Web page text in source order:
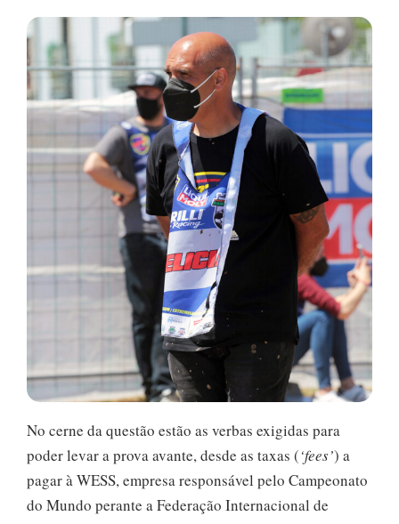
No cerne da questão estão as verbas exigidas para
poder levar a prova avante, desde as taxas (‘fees’) a
pagar à WESS, empresa responsável pelo Campeonato
do Mundo perante a Federação Internacional de